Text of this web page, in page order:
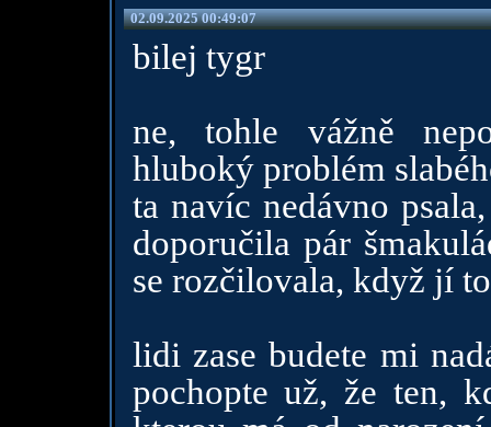
02.09.2025 00:49:07
bilej tygr
ne, tohle vážně
hluboký problém
ta navíc nedávno
doporučila pár
se rozčilovala, když jí
lidi zase budete mi
pochopte už, že ten,